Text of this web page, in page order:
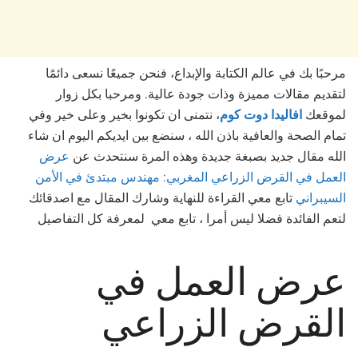
مرحبًا بك في عالم الكتابة والإبداع، فنحن جميعًا نسعى دائمًا
لتقديم مقالات مميزة وذات جودة عالية. ومرحبا بكل زوار
لموقعك افاليدا دوت كوم، نتمنى ان تكونوا بخير وعلى خير وفي
تمام الصحة والعافية باذن الله ، سنضع بين ايديكم اليوم ان شاء
الله مقال جديد بصبغة جديدة وهذه المرة سنتحدث عن عرض
العمل في القرض الزراعي المغربي: مهندس مبتدئ في الأمن
السيبراني تابع معي القراءة للنهاية وشارك المقال مع اصدقائك
لتعم الفائدة فضلا ليس أمرا ، تابع معي لمعرفة كل التفاصيل
عرض العمل في
القرض الزراعي